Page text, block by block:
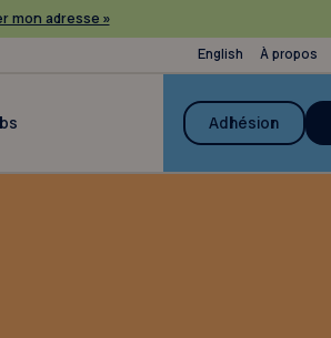
mon adresse »
English À propos
Adhésion